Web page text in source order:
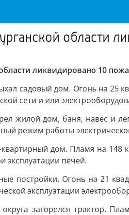
области
ликвидировано 10
садовый дом. Огонь на 25
сети и или
жилой дом, баня, навес и
режим работы
дом. Пламя на 148
эксплуатации печей.
постройки. Огонь на 21
эксплуатации
загорелся трактор.